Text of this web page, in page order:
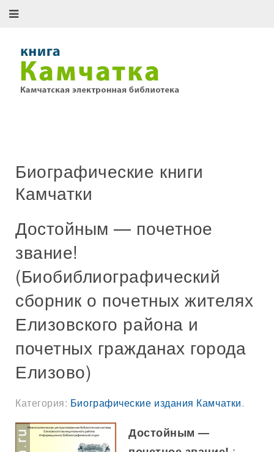
Биографические книги
Камчатки
Достойным — почетное
звание!
(Биобиблиографический
сборник о почетных жителях
Елизовского района и
почетных гражданах города
Елизово)
Категория: Биографические издания Камчатки.
Достойным —